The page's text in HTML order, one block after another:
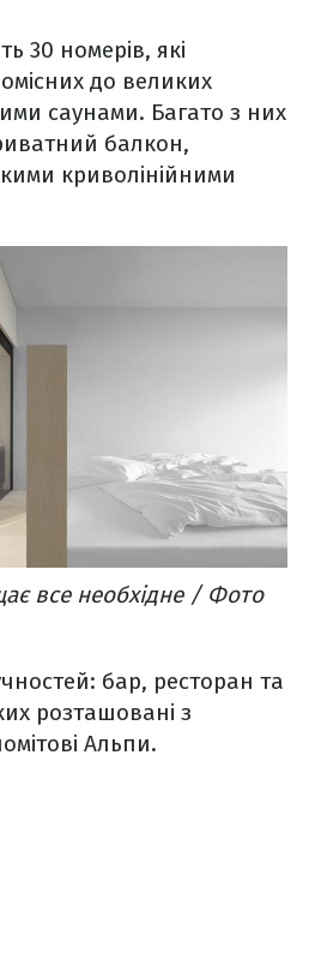
30 номерів, які
до великих
саунами. Багато з них
балкон,
криволінійними
все необхідне / Фото
бар, ресторан та
розташовані з
Альпи.